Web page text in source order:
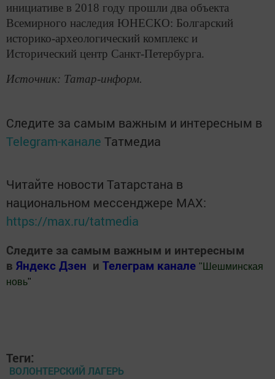
инициативе в 2018 году прошли два объекта
Всемирного наследия ЮНЕСКО: Болгарский
историко-археологический комплекс и
Исторический центр Санкт-Петербурга.
Источник: Татар-информ.
Следите за самым важным и интересным в
Telegram-канале Татмедиа
Читайте новости Татарстана в
национальном мессенджере MАХ:
https://max.ru/tatmedia
Следите за самым важным и интересным
в Яндекс Дзен и Телеграм канале " Шешминская
новь"
Теги:
ВОЛОНТЕРСКИЙ ЛАГЕРЬ